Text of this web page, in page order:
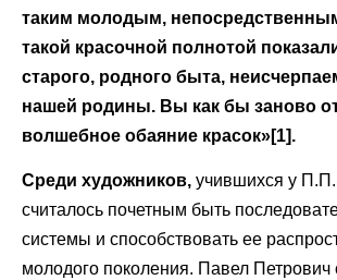
таким молодым,
такой красочной полнотой
старого, родного быта,
нашей родины. Вы как бы заново
волшебное обаяние красок»[1].
Среди художников, учившихся у П.П.
считалось почетным быть
системы и способствовать ее
молодого поколения. Павел Петрович